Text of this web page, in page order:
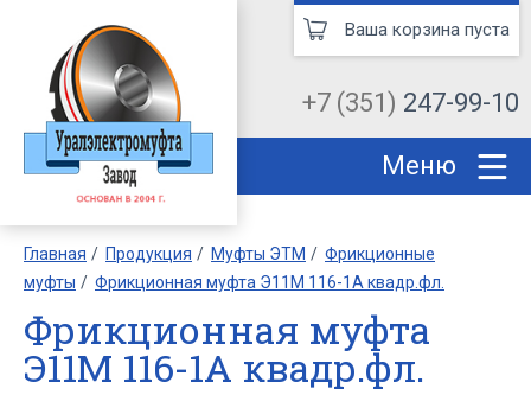
+7 (351) 247-99-10
Ваша корзина пуста
Меню
Главная Продукция Муфты ЭТМ
Фрикционные
муфты
Фрикционная муфта Э11М 116-1А квадр.фл.
Фрикционная муфта
Э11М 116-1А квадр.фл.